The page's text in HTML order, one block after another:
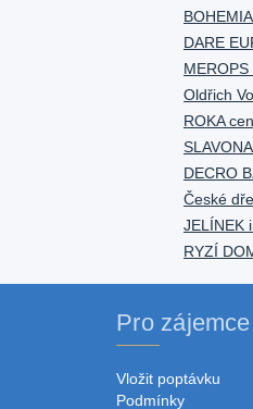
DARE
MEROPS
Oldřich
ROKA
DECRO
České
JELÍNEK
RYZÍ
Pro
Vložit poptávku
Podmínky